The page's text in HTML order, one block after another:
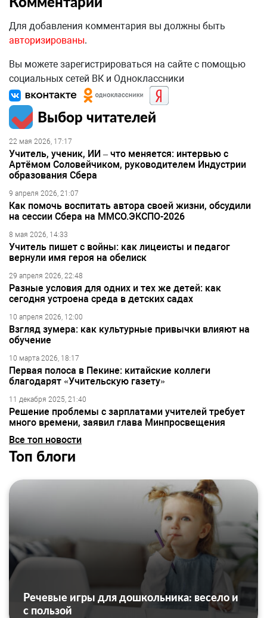
Для добавления комментария вы должны быть
авторизированы.
Вы можете зарегистрироваться на сайте с помощью
социальных сетей ВК и Одноклассники
Выбор читателей
22 мая 2026, 17:17
Учитель, ученик, ИИ – что меняется: интервью с
Артёмом Соловейчиком, руководителем Индустрии
образования Сбера
9 апреля 2026, 21:07
Как помочь воспитать автора своей жизни, обсудили
на сессии Сбера на ММСО.ЭКСПО-2026
8 мая 2026, 14:33
Учитель пишет с войны: как лицеисты и педагог
вернули имя героя на обелиск
29 апреля 2026, 22:48
Разные условия для одних и тех же детей: как
сегодня устроена среда в детских садах
10 апреля 2026, 12:00
Взгляд зумера: как культурные привычки влияют на
обучение
10 марта 2026, 18:17
Первая полоса в Пекине: китайские коллеги
благодарят «Учительскую газету»
11 декабря 2025, 21:40
Решение проблемы с зарплатами учителей требует
много времени, заявил глава Минпросвещения
Все топ новости
Топ блоги
Речевые игры для дошкольника: весело и
с пользой